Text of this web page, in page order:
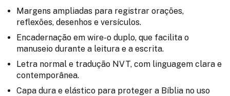
Margens ampliadas para registrar orações,
reflexões, desenhos e versículos.
Encadernação em wire-o duplo, que facilita o
manuseio durante a leitura e a escrita.
Letra normal e tradução NVT, com linguagem clara e
contemporânea.
Capa dura e elástico para proteger a Bíblia no uso